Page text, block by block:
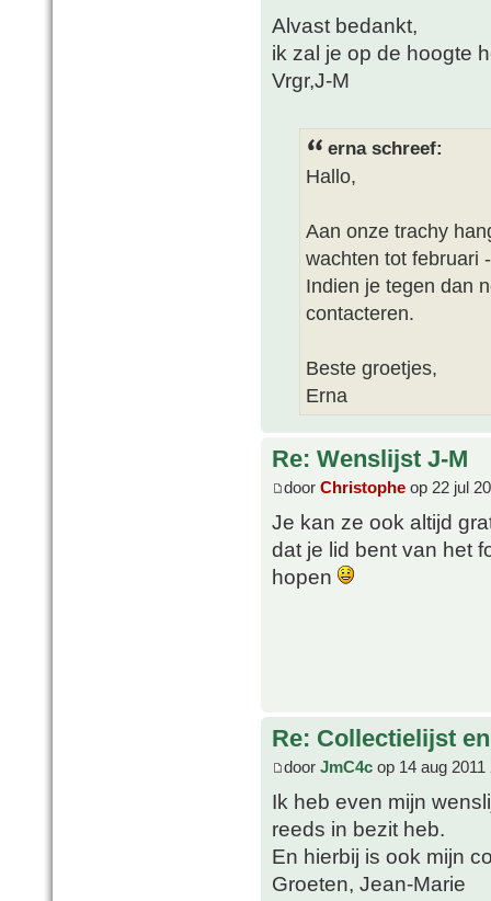
Alvast bedankt,
ik zal je op de hoogte
Vrgr,J-M
erna schreef:
Hallo,
Aan onze trachy
wachten tot februari
Indien je tegen dan
contacteren.
Beste groetjes,
Erna
Re: Wenslijst J-M
door Christophe op 22 jul
Je kan ze ook altijd
dat je lid bent van het
hopen
Re: Collectielijst
door JmC4c op 14 aug 2011
Ik heb even mijn
reeds in bezit heb.
En hierbij is ook mijn
Groeten, Jean-Marie